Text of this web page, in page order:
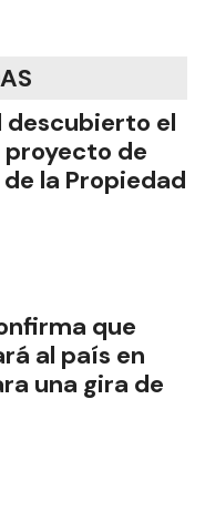
descubierto el
de
la Propiedad
que
al país en
una gira de